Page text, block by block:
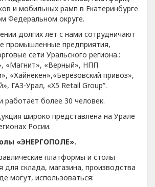
и мобильных рамп в Екатеринбурге
Федеральном округе.
долгих лет с нами сотрудничают
промышленные предприятия,
сети Уральского региона.:
«Магнит», «Верный», НПП
«Хайнекен»,«Березовский привоз»,
ГАЗ-Урал, «X5 Retail Group”.
работает более 30 человек.
широко представлена на Урале
Росии.
«ЭНЕРГОПОЛЕ».
платформы и столы
для склада, магазина, производства
могут, использоваться: